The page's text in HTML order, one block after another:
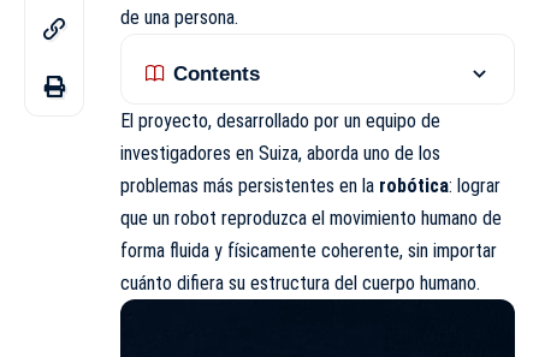
de una persona.
Contents
El proyecto, desarrollado por un equipo de
investigadores en Suiza, aborda uno de los
problemas más persistentes en la robótica: lograr
que un robot reproduzca el movimiento humano de
forma fluida y físicamente coherente, sin importar
cuánto difiera su estructura del cuerpo humano.